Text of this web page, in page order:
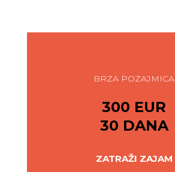
BRZA POZAJMICA
300 EUR
30 DANA
ZATRAŽI ZAJAM